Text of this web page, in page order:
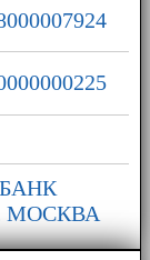
МОСКВА